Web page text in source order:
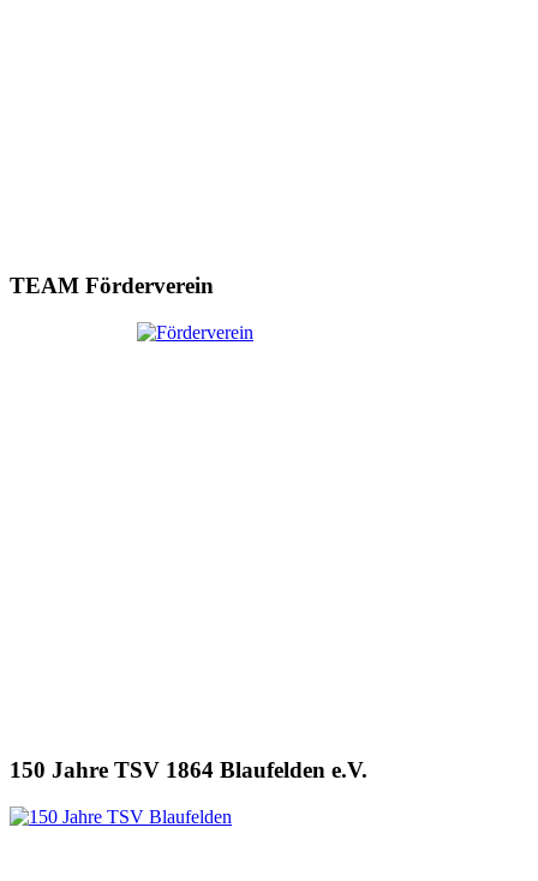
TEAM Förderverein
150 Jahre TSV 1864 Blaufelden e.V.